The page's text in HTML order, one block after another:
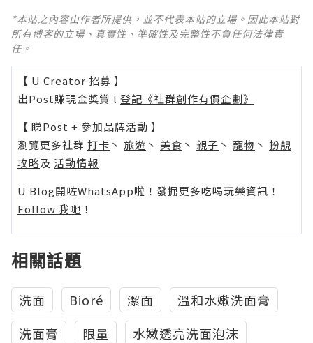
*本站之內容由作者所提供，並不代表本站的立場。因此本站對
所有博客的立場、真實性、準確性及完整性不負任何法律責
任。
【 U Creator 招募 】
出Post賺現金獎賞 l 登記《社群創作有價企劃》
【 睇Post + 參加品牌活動 】
瀏覽更多社群 打卡 丶 旅遊 丶 美食 丶 親子 丶 寵物 丶 扮靚
攻略及 活動情報
U Blog開咗WhatsApp啦！發掘更多吃喝玩樂資訊！
Follow 我哋 ！
相關話題
洗面 Bioré 潔面
溫和水嫩洗面膏
洗面膏
限量
水嫩透亮洗面泡沫